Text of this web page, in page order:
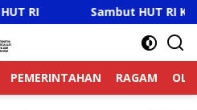
Sambut HUT RI Ke-81, Ricky
PEMERINTAHAN RAGAM